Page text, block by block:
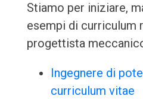
Stiamo per iniziare,
esempi di curriculum
progettista
Ingegnere di
curriculum vitae